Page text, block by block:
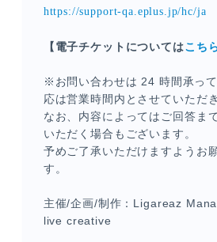
https://support-qa.eplus.jp/hc/ja
【電子チケットについてはこち
※お問い合わせは 24 時間承っ
応は営業時間内とさせていただ
なお、内容によってはご回答ま
いただく場合もございます。
予めご了承いただけますようお
す。
主催/企画/制作：Ligareaz
live creative